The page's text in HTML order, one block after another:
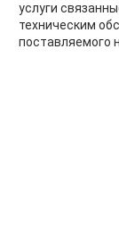
услуги
техническим
поставляемого